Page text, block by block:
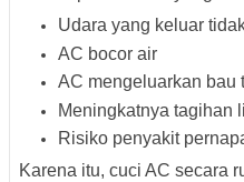
Udara yang keluar
AC bocor air
AC mengeluarkan bau
Meningkatnya tagihan
Risiko penyakit
Karena itu, cuci AC secara